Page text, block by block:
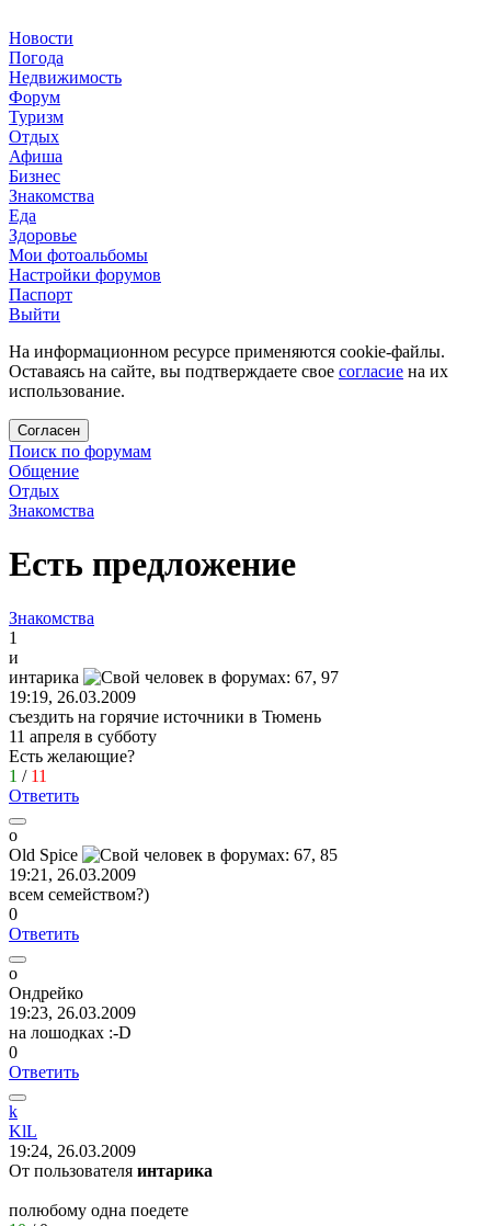
Новости
Погода
Недвижимость
Форум
Туризм
Отдых
Афиша
Бизнес
Знакомства
Еда
Здоровье
Мои фотоальбомы
Настройки форумов
Паспорт
Выйти
На информационном ресурсе применяются cookie-файлы.
Оставаясь на сайте, вы подтверждаете свое согласие на их
использование.
Согласен
Поиск по форумам
Общение
Отдых
Знакомства
Есть предложение
Знакомства
1
и
интарика
19:19, 26.03.2009
съездить на горячие источники в Тюмень
11 апреля в субботу
Есть желающие?
1 / 11
Ответить
o
Old Spice
19:21, 26.03.2009
всем семейством?)
0
Ответить
о
Ондрейко
19:23, 26.03.2009
на лошодках :-D
0
Ответить
k
KlL
19:24, 26.03.2009
От пользователя интарика
полюбому одна поедете